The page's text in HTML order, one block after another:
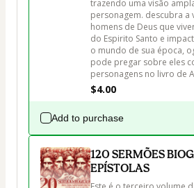
trazendo uma visão
personagem. descubra a
homens de Deus que
do Espirito Santo e
o mundo de sua época,
pode pregar sobre eles
personagens no livro de
$4.00
Add to purchase
120 SERMÕES
EPÍSTOLAS